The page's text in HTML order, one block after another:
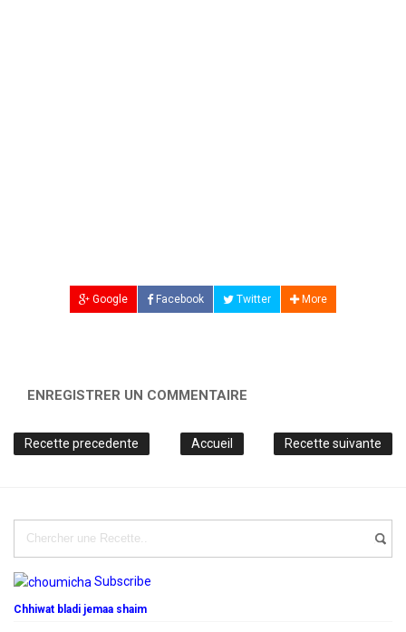
Google Facebook Twitter More
ENREGISTRER UN COMMENTAIRE
Recette precedente Recette suivante
Accueil
Subscribe
Chhiwat bladi jemaa shaim